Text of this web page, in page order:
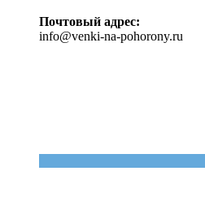
Почтовый адрес:
info@venki-na-pohorony.ru